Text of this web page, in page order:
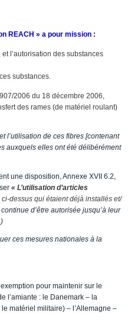
REACH » a pour mission :
et l’autorisation des substances
substances.
2006 du 18 décembre 2006,
des rames (de matériel roulant)
l’utilisation de ces fibres [contenant
auxquels elles ont été délibérément
une disposition, Annexe XVII 6.2,
« L’utilisation d’articles
ci-dessus qui étaient déjà installés et/
d’être autorisée jusqu’à leur
ces mesures nationales à la
pour maintenir sur le
l’amiante : le Danemark – la
matériel militaire) – l’Allemagne –